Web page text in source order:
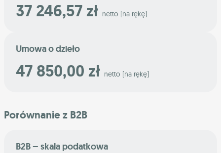
37 246,57 zł netto [na rękę]
Umowa o dzieło
47 850,00 zł netto [na rękę]
Porównanie z B2B
B2B – skala podatkowa